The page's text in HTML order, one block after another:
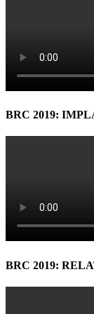
BRC 2019:
BRC 2019: